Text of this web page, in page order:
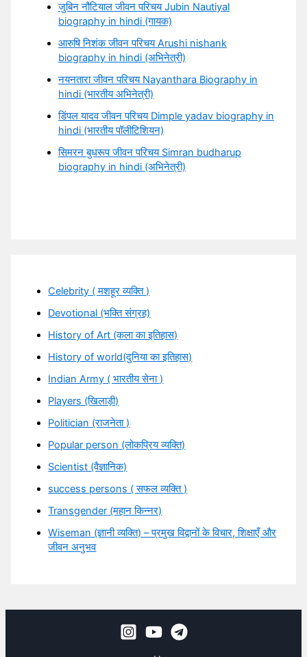
जुबिन नौटियाल जीवन परिचय Jubin Nautiyal
biography in hindi (गायक)
आरुषि निशंक जीवन परिचय Arushi nishank
biography in hindi (अभिनेत्री)
नयनतारा जीवन परिचय Nayanthara Biography in
hindi (भारतीय अभिनेत्री)
डिंपल यादव जीवन परिचय Dimple yadav biography in
hindi (भारतीय पॉलीटिशियन)
सिमरन बुधरूप जीवन परिचय Simran budharup
biography in hindi (अभिनेत्री)
Celebrity ( मशहूर व्यक्ति )
Devotional (भक्ति संग्रह)
History of Art (कला का इतिहास)
History of world(दुनिया का इतिहास)
Indian Army ( भारतीय सेना )
Players (खिलाड़ी)
Politician (राजनेता )
Popular person (लोकप्रिय व्यक्ति)
Scientist (वैज्ञानिक)
success persons ( सफल व्यक्ति )
Transgender (महान किन्नर)
Wiseman (ज्ञानी व्यक्ति) – प्रमुख विद्वानों के विचार, शिक्षाएँ और
जीवन अनुभव